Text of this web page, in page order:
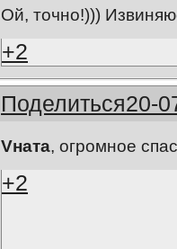
Ой, точно!)))
+2
Поделиться20-
Vната, огромное
+2